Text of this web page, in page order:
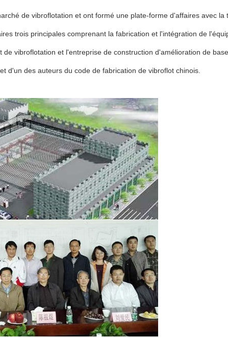
de vibroflotation et ont formé une plate-forme d'affaires avec
trois principales comprenant la fabrication et l'intégration de
de vibroflotation et l'entreprise de construction d'amélioration de
d'un des auteurs du code de fabrication de vibroflot chinois.